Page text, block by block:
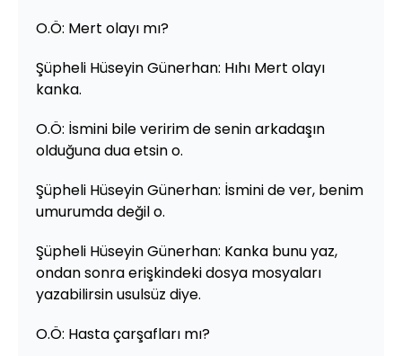
O.Ö: Mert olayı mı?
Şüpheli Hüseyin Günerhan: Hıhı Mert olayı
kanka.
O.Ö: İsmini bile veririm de senin arkadaşın
olduğuna dua etsin o.
Şüpheli Hüseyin Günerhan: İsmini de ver, benim
umurumda değil o.
Şüpheli Hüseyin Günerhan: Kanka bunu yaz,
ondan sonra erişkindeki dosya mosyaları
yazabilirsin usulsüz diye.
O.Ö: Hasta çarşafları mı?